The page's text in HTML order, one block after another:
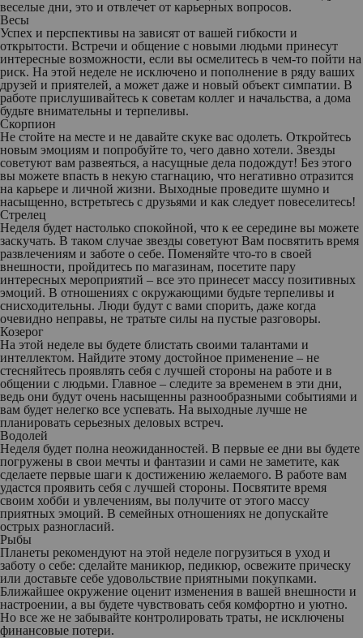
веселые дни, это и отвлечет от карьерных вопросов.
Весы
Успех и перспективы на зависят от вашей гибкости и
открытости. Встречи и общение с новыми людьми принесут
интересные возможности, если вы осмелитесь в чем-то пойти на
риск. На этой неделе не исключено и пополнение в ряду ваших
друзей и приятелей, а может даже и новый объект симпатии. В
работе прислушивайтесь к советам коллег и начальства, а дома
будьте внимательны и терпеливы.
Скорпион
Не стойте на месте и не давайте скуке вас одолеть. Откройтесь
новым эмоциям и попробуйте то, чего давно хотели. Звезды
советуют вам развеяться, а насущные дела подождут! Без этого
вы можете впасть в некую стагнацию, что негативно отразится
на карьере и личной жизни. Выходные проведите шумно и
насыщенно, встретьтесь с друзьями и как следует повеселитесь!
Стрелец
Неделя будет настолько спокойной, что к ее середине вы можете
заскучать. В таком случае звезды советуют Вам посвятить время
развлечениям и заботе о себе. Поменяйте что-то в своей
внешности, пройдитесь по магазинам, посетите пару
интересных мероприятий – все это принесет массу позитивных
эмоций. В отношениях с окружающими будьте терпеливы и
снисходительны. Люди будут с вами спорить, даже когда
очевидно неправы, не тратьте силы на пустые разговоры.
Козерог
На этой неделе вы будете блистать своими талантами и
интеллектом. Найдите этому достойное применение – не
стесняйтесь проявлять себя с лучшей стороны на работе и в
общении с людьми. Главное – следите за временем в эти дни,
ведь они будут очень насыщенны разнообразными событиями и
вам будет нелегко все успевать. На выходные лучше не
планировать серьезных деловых встреч.
Водолей
Неделя будет полна неожиданностей. В первые ее дни вы будете
погружены в свои мечты и фантазии и сами не заметите, как
сделаете первые шаги к достижению желаемого. В работе вам
удастся проявить себя с лучшей стороны. Посвятите время
своим хобби и увлечениям, вы получите от этого массу
приятных эмоций. В семейных отношениях не допускайте
острых разногласий.
Рыбы
Планеты рекомендуют на этой неделе погрузиться в уход и
заботу о себе: сделайте маникюр, педикюр, освежите прическу
или доставьте себе удовольствие приятными покупками.
Ближайшее окружение оценит изменения в вашей внешности и
настроении, а вы будете чувствовать себя комфортно и уютно.
Но все же не забывайте контролировать траты, не исключены
финансовые потери.